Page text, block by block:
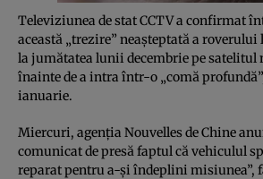
Televiziunea de stat CCTV a confirmat
această „trezire” neaşteptată a roverului
la jumătatea lunii decembrie pe satelitul
înainte de a intra într-o „comă
ianuarie.
Miercuri, agenţia Nouvelles de Chine
comunicat de presă faptul că vehiculul
reparat pentru a-şi îndeplini misiunea”,